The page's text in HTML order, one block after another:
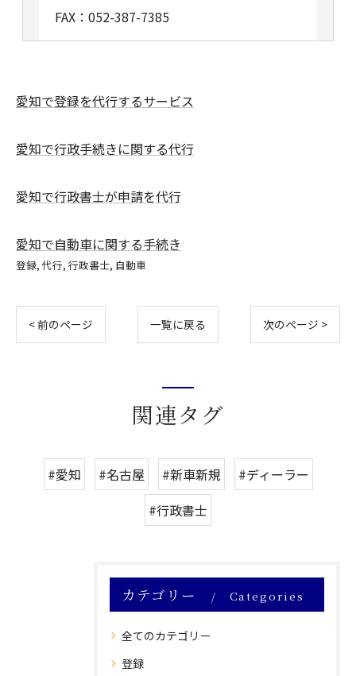
FAX：052-387-7385
愛知で登録を代行するサービス
愛知で行政手続きに関する代行
愛知で行政書士が申請を代行
愛知で自動車に関する手続き
登録 代行 行政書士 自動車
< 前のページ 一覧に戻る 次のページ >
関連タグ
#愛知 #名古屋 #新車新規
#ディーラー
#行政書士
カテゴリー Categories
全てのカテゴリー
登録